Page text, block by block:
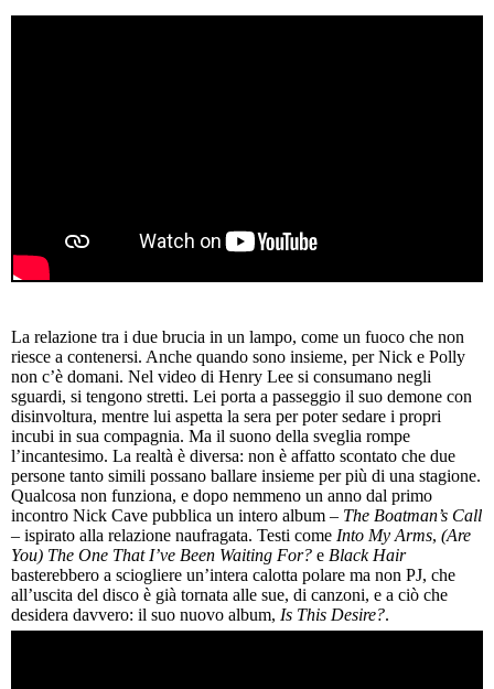
La relazione tra i due brucia in un lampo, come un fuoco che non
riesce a contenersi. Anche quando sono insieme, per Nick e Polly
non c’è domani. Nel video di Henry Lee si consumano negli
sguardi, si tengono stretti. Lei porta a passeggio il suo demone con
disinvoltura, mentre lui aspetta la sera per poter sedare i propri
incubi in sua compagnia. Ma il suono della sveglia rompe
l’incantesimo. La realtà è diversa: non è affatto scontato che due
persone tanto simili possano ballare insieme per più di una stagione.
Qualcosa non funziona, e dopo nemmeno un anno dal primo
incontro Nick Cave pubblica un intero album – The Boatman’s Call
– ispirato alla relazione naufragata. Testi come Into My Arms, (Are
You) The One That I’ve Been Waiting For? e Black Hair
basterebbero a sciogliere un’intera calotta polare ma non PJ, che
all’uscita del disco è già tornata alle sue, di canzoni, e a ciò che
desidera davvero: il suo nuovo album, Is This Desire?.